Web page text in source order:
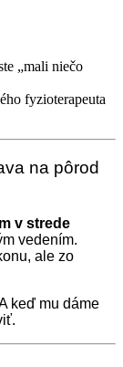
„mali niečo
fyzioterapeuta
na pôrod
v strede
vedením.
ale zo
keď mu dáme